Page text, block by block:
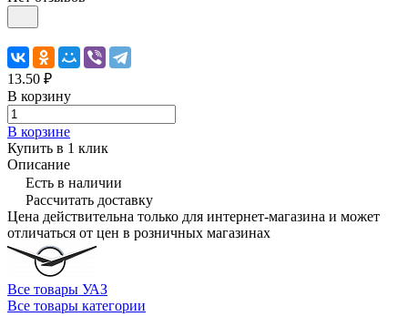
13.50 ₽
В корзину
В корзине
Купить в 1 клик
Описание
Есть в наличии
Рассчитать доставку
Цена действительна только для интернет-магазина и может
отличаться от цен в розничных магазинах
Все товары УАЗ
Все товары категории